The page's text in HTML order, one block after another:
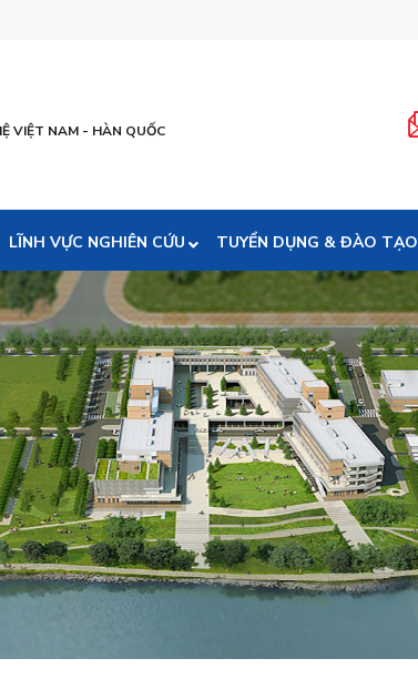
VIỆT NAM - HÀN QUỐC
LĨNH VỰC NGHIÊN CỨU TUYỂN DỤNG & ĐÀO TẠO